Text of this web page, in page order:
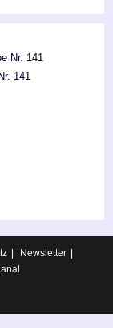
141
Newsletter